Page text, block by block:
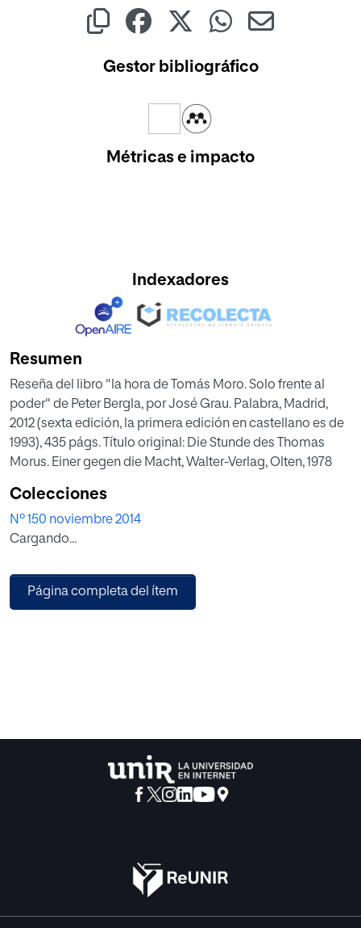
Gestor bibliográfico
Métricas e impacto
Indexadores
Resumen
Reseña del libro "la hora de Tomás Moro. Solo frente al
poder" de Peter Bergla, por José Grau. Palabra, Madrid,
2012 (sexta edición, la primera edición en castellano es de
1993), 435 págs. Título original: Die Stunde des Thomas
Morus. Einer gegen die Macht, Walter-Verlag, Olten, 1978
Colecciones
Nº 150 noviembre 2014
Cargando...
Página completa del ítem